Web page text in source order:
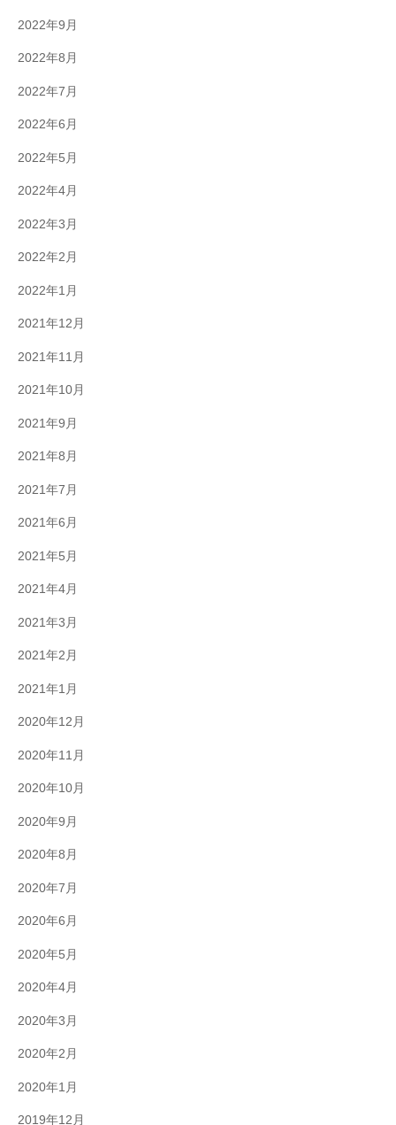
2022年9月
2022年8月
2022年7月
2022年6月
2022年5月
2022年4月
2022年3月
2022年2月
2022年1月
2021年12月
2021年11月
2021年10月
2021年9月
2021年8月
2021年7月
2021年6月
2021年5月
2021年4月
2021年3月
2021年2月
2021年1月
2020年12月
2020年11月
2020年10月
2020年9月
2020年8月
2020年7月
2020年6月
2020年5月
2020年4月
2020年3月
2020年2月
2020年1月
2019年12月